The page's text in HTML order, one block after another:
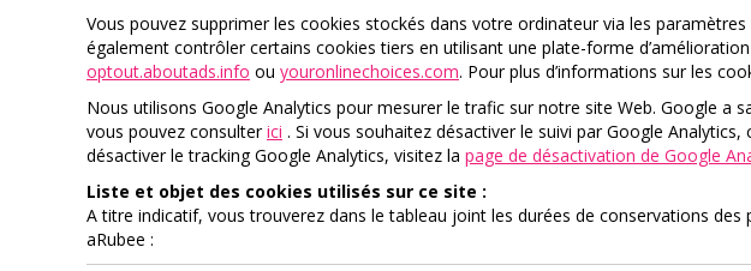
Vous pouvez supprimer les cookies stockés dans votre ordinateur via les
également contrôler certains cookies tiers en utilisant une plate-forme
optout.aboutads.info ou youronlinechoices.com. Pour plus d’informations sur les
Nous utilisons Google Analytics pour mesurer le trafic sur notre site Web. Google a
vous pouvez consulterici . Si vous souhaitez désactiver le suivi par Google Analytics,
désactiver le tracking Google Analytics, visitez la page de désactivation de Google
Liste et objet des cookies utilisés sur ce site :
A titre indicatif, vous trouverez dans le tableau joint les durées de conservations des
aRubee :